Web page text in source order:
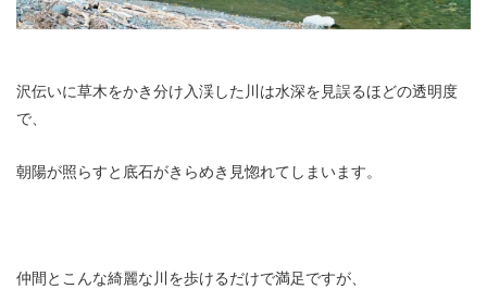
沢伝いに草木をかき分け入渓した川は水深を見誤るほどの透明度
で、
朝陽が照らすと底石がきらめき見惚れてしまいます。
仲間とこんな綺麗な川を歩けるだけで満足ですが、